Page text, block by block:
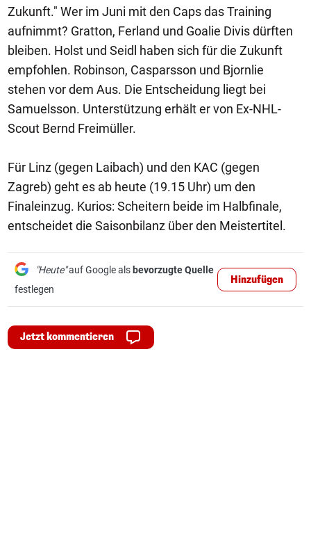
Zukunft." Wer im Juni mit den Caps das Training
aufnimmt? Gratton, Ferland und Goalie Divis dürften
bleiben. Holst und Seidl haben sich für die Zukunft
empfohlen. Robinson, Casparsson und Bjornlie
stehen vor dem Aus. Die Entscheidung liegt bei
Samuelsson. Unterstützung erhält er von Ex-NHL-
Scout Bernd Freimüller.
Für Linz (gegen Laibach) und den KAC (gegen
Zagreb) geht es ab heute (19.15 Uhr) um den
Finaleinzug. Kurios: Scheitern beide im Halbfinale,
entscheidet die Saisonbilanz über den Meistertitel.
"Heute"auf Google als bevorzugte Quelle
festlegen
Hinzufügen
Jetzt kommentieren